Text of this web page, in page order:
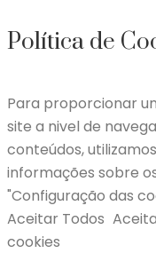
Política de
Para proporcionar
site a nivel de
conteúdos,
informações sobre
"Configuração das
Aceitar Todos
cookies